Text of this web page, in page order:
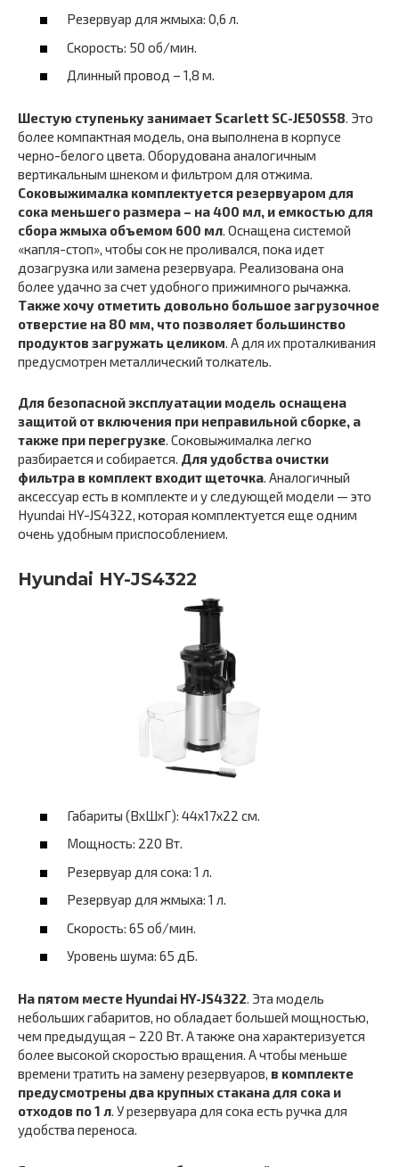
Резервуар для жмыха: 0,6 л.
Скорость: 50 об/мин.
Длинный провод – 1,8 м.
Шестую ступеньку занимает Scarlett SC-JE50S58. Это
более компактная модель, она выполнена в корпусе
черно-белого цвета. Оборудована аналогичным
вертикальным шнеком и фильтром для отжима.
Соковыжималка комплектуется резервуаром для
сока меньшего размера – на 400 мл, и емкостью для
сбора жмыха объемом 600 мл. Оснащена системой
«капля-стоп», чтобы сок не проливался, пока идет
дозагрузка или замена резервуара. Реализована она
более удачно за счет удобного прижимного рычажка.
Также хочу отметить довольно большое загрузочное
отверстие на 80 мм, что позволяет большинство
продуктов загружать целиком. А для их проталкивания
предусмотрен металлический толкатель.
Для безопасной эксплуатации модель оснащена
защитой от включения при неправильной сборке, а
также при перегрузке. Соковыжималка легко
разбирается и собирается. Для удобства очистки
фильтра в комплект входит щеточка. Аналогичный
аксессуар есть в комплекте и у следующей модели — это
Hyundai HY-JS4322, которая комплектуется еще одним
очень удобным приспособлением.
Hyundai HY-JS4322
Габариты (ВхШхГ): 44х17х22 см.
Мощность: 220 Вт.
Резервуар для сока: 1 л.
Резервуар для жмыха: 1 л.
Скорость: 65 об/мин.
Уровень шума: 65 дБ.
На пятом месте Hyundai HY-JS4322. Эта модель
небольших габаритов, но обладает большей мощностью,
чем предыдущая – 220 Вт. А также она характеризуется
более высокой скоростью вращения. А чтобы меньше
времени тратить на замену резервуаров, в комплекте
предусмотрены два крупных стакана для сока и
отходов по 1 л. У резервуара для сока есть ручка для
удобства переноса.